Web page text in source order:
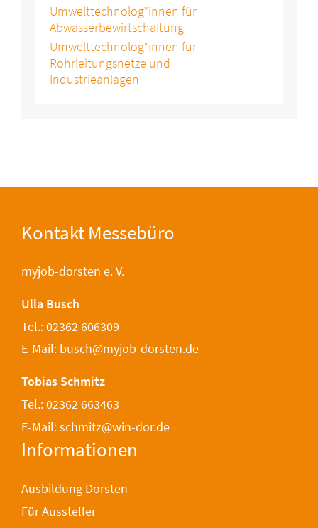
Umwelttechnolog*innen für
Abwasserbewirtschaftung
Umwelttechnolog*innen für
Rohrleitungsnetze und
Industrieanlagen
Kontakt Messebüro
myjob-dorsten e. V.
Ulla Busch
Tel.: 02362 606309
E-Mail: busch@myjob-dorsten.de
Tobias Schmitz
Tel.: 02362 663463
E-Mail: schmitz@win-dor.de
Informationen
Ausbildung Dorsten
Für Aussteller